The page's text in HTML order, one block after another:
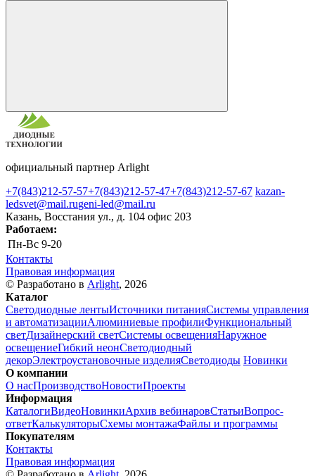
официальный партнер Arlight
+7(843)212-57-57+7(843)212-57-47+7(843)212-57-67 kazan-
ledsvet@mail.rugeni-led@mail.ru
Казань, Восстания ул., д. 104 офис 203
Работаем:
Пн-Вс 9-20
Контакты
Правовая информация
© Разработано в Arlight, 2026
Каталог
Светодиодные лентыИсточники питанияСистемы управления
и автоматизацииАлюминиевые профилиФункциональный
светДизайнерский светСистемы освещенияНаружное
освещениеГибкий неонСветодиодный
декорЭлектроустановочные изделияСветодиоды Новинки
О компании
О насПроизводствоНовостиПроекты
Информация
КаталогиВидеоНовинкиАрхив вебинаровСтатьиВопрос-
ответКалькуляторыСхемы монтажаФайлы и программы
Покупателям
Контакты
Правовая информация